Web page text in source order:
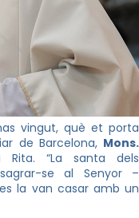
vingut, què et porta
de Barcelona, Mons.
Rita. “La santa dels
se al Senyor –
la van casar amb un